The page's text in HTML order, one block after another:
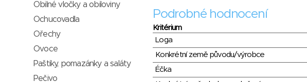
Podrobné hodnocení
Kritérium
Loga
Konkrétní země původu/výrobce
Éčka
Obilné vločky a obiloviny
Ochucovadla
Ořechy
Ovoce
Paštiky, pomazánky a saláty
Pečivo